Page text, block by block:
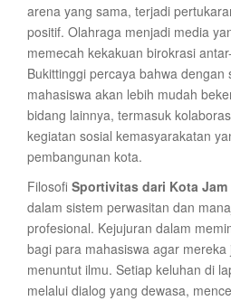
arena yang sama, terjadi
positif. Olahraga menjadi media
memecah kekakuan birokrasi
Bukittinggi percaya bahwa dengan
mahasiswa akan lebih mudah
bidang lainnya, termasuk
kegiatan sosial kemasyarakatan
pembangunan kota.
Filosofi Sportivitas dari Kota Jam
dalam sistem perwasitan dan
profesional. Kejujuran dalam
bagi para mahasiswa agar
menuntut ilmu. Setiap keluhan di
melalui dialog yang dewasa,